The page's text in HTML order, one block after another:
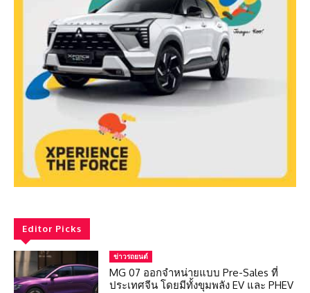
Editor Picks
ข่าวรถยนต์
MG 07 ออกจำหน่ายแบบ Pre-Sales ที่
ประเทศจีน โดยมีทั้งขุมพลัง EV และ PHEV